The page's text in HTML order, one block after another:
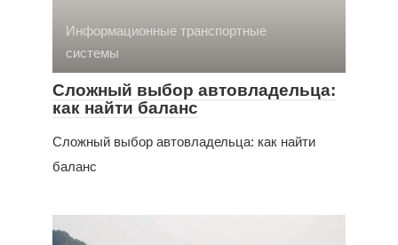
Информационные транспортные
системы
Сложный выбор автовладельца:
как найти баланс
Сложный выбор автовладельца: как найти
баланс